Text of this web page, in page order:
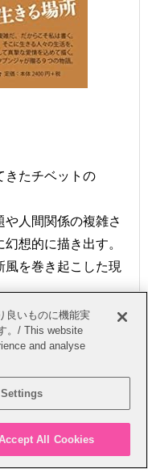
きたチベットの
人間関係の複雑さ
想的に描き出す。
風を巻き起こした現
ャ 著 海老原志
文学
頁
良いものに機能実
。/ This website
and analyse
All Cookies